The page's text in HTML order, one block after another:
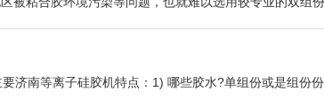
济南等离子硅胶机特点：1) 哪些胶水?单组份或是组份